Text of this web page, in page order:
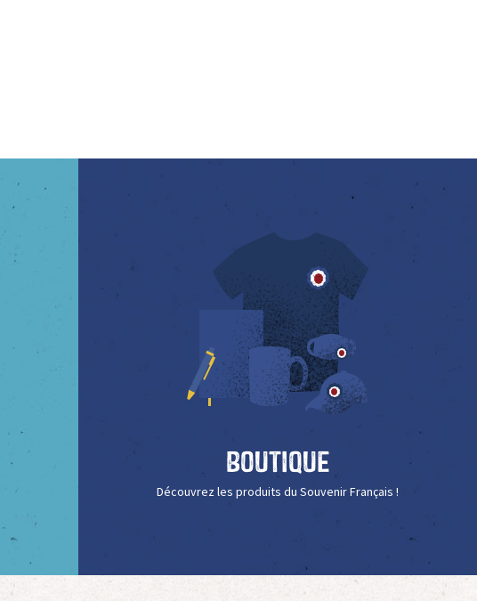
Boutique
Découvrez les produits du Souvenir Français !